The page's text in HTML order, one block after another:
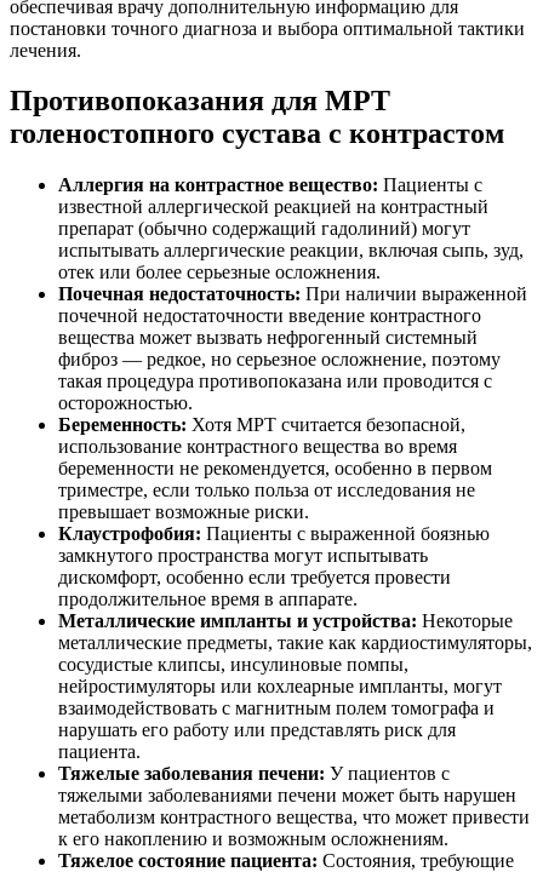
обеспечивая врачу дополнительную информацию для
постановки точного диагноза и выбора оптимальной тактики
лечения.
Противопоказания для МРТ
голеностопного сустава с контрастом
Аллергия на контрастное вещество: Пациенты с
известной аллергической реакцией на контрастный
препарат (обычно содержащий гадолиний) могут
испытывать аллергические реакции, включая сыпь, зуд,
отек или более серьезные осложнения.
Почечная недостаточность: При наличии выраженной
почечной недостаточности введение контрастного
вещества может вызвать нефрогенный системный
фиброз — редкое, но серьезное осложнение, поэтому
такая процедура противопоказана или проводится с
осторожностью.
Беременность: Хотя МРТ считается безопасной,
использование контрастного вещества во время
беременности не рекомендуется, особенно в первом
триместре, если только польза от исследования не
превышает возможные риски.
Клаустрофобия: Пациенты с выраженной боязнью
замкнутого пространства могут испытывать
дискомфорт, особенно если требуется провести
продолжительное время в аппарате.
Металлические импланты и устройства: Некоторые
металлические предметы, такие как кардиостимуляторы,
сосудистые клипсы, инсулиновые помпы,
нейростимуляторы или кохлеарные импланты, могут
взаимодействовать с магнитным полем томографа и
нарушать его работу или представлять риск для
пациента.
Тяжелые заболевания печени: У пациентов с
тяжелыми заболеваниями печени может быть нарушен
метаболизм контрастного вещества, что может привести
к его накоплению и возможным осложнениям.
Тяжелое состояние пациента: Состояния, требующие